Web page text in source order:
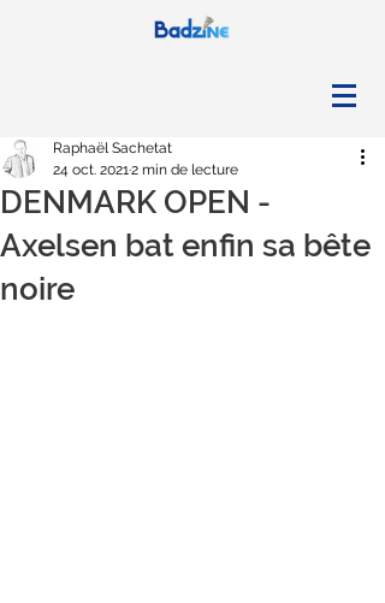
DENMARK OPEN -
Axelsen bat enfin sa bête
noire
Raphaël Sachetat
24 oct. 20212 min de lecture